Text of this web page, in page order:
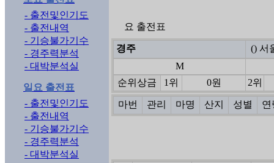
- 출전및인기도
- 출전내역
- 기승불가기수
- 경주력분석
- 대박분석실
일요 출전표
- 출전및인기도
- 출전내역
- 기승불가기수
- 경주력분석
- 대박분석실
요 출전표
경주
() 서
M
순위상금
1위 0원 2위
마번 관리 마명 산지 성별 연